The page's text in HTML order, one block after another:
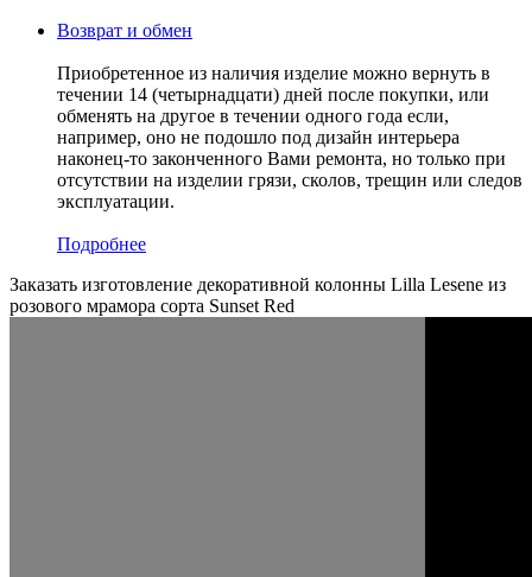
Возврат и обмен
Приобретенное из наличия изделие можно вернуть в
течении 14 (четырнадцати) дней после покупки, или
обменять на другое в течении одного года если,
например, оно не подошло под дизайн интерьера
наконец-то законченного Вами ремонта, но только при
отсутствии на изделии грязи, сколов, трещин или следов
эксплуатации.
Подробнее
Заказать изготовление декоративной колонны Lilla Lesene из
розового мрамора сорта Sunset Red